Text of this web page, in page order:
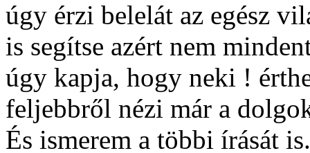
úgy érzi belelát az egész
is segítse azért nem
úgy kapja, hogy neki !
feljebbről nézi már a
És ismerem a többi írását